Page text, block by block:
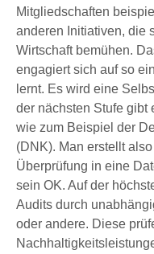
Mitgliedschaften
anderen Initiativen, die
Wirtschaft bemühen.
engagiert sich auf so
lernt. Es wird eine
der nächsten Stufe gibt
wie zum Beispiel der
(DNK). Man erstellt
Überprüfung in eine
sein OK. Auf der
Audits durch
oder andere. Diese